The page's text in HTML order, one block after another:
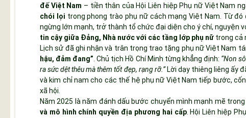
đế Việt Nam – tiền thân của Hội Liên hiệp Phụ nữ Việt Nam
chói lọi trong phong trào phụ nữ cách mạng Việt Nam. Từ đó
ngừng lớn mạnh, trở thành tổ chức đại diện cho ý chí, nguyện
tin cậy giữa Đảng, Nhà nước với các tầng lớp phụ nữtrong cả
Lịch sử đã ghi nhận và trân trọng trao tặng phụ nữ Việt Nam
hậu, đảm đang” . Chủ tịch Hồ Chí Minh từng khẳng định: “Non
ra sức dệt thêu mà thêm tốt đẹp, rạng rỡ.”Lời dạy thiêng liêng ấy
và kim chỉ nam cho các thế hệ phụ nữ Việt Nam tiếp bước,
xã hội.
Năm 2025 là năm đánh dấu bước chuyển mình mạnh mẽ
và mô hình chính quyền địa phương hai cấp. Hội Liên hiệp